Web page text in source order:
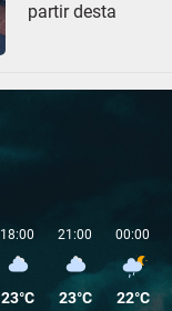
partir desta
18:00
23°C
21:00
23°C
00:00
22°C